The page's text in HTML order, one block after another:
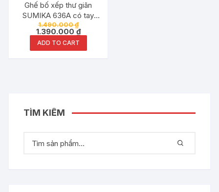
Ghế bố xếp thư giãn
SUMIKA 636A có tay
mát xa
1.490.000₫
1.390.000 ₫
ADD TO CART
TÌM KIẾM